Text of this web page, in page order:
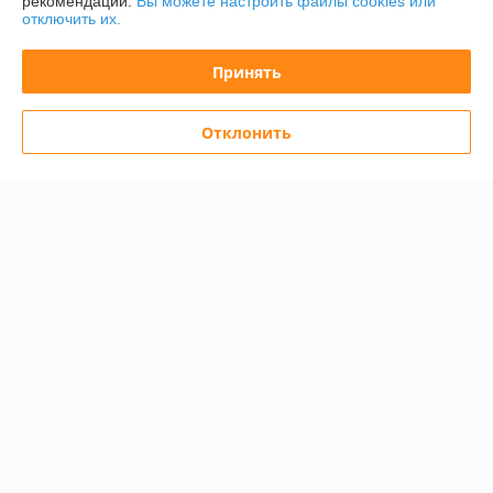
Политика обработки cookies
отключить их.
Принять
Отклонить